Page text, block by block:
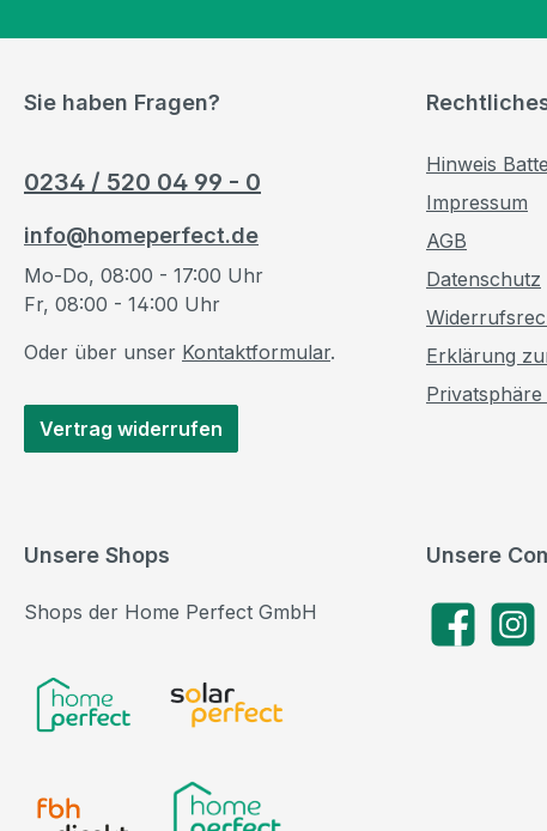
Sie haben Fragen?
0234 / 520 04 99 - 0
info@homeperfect.de
Mo-Do, 08:00 - 17:00 Uhr
Fr, 08:00 - 14:00 Uhr
Oder über unser Kontaktformular.
Vertrag widerrufen
Hinweis
Impressum
AGB
Datenschutz
Erklärung
Unsere
Facebook
Unsere Shops
Shops der Home Perfect GmbH